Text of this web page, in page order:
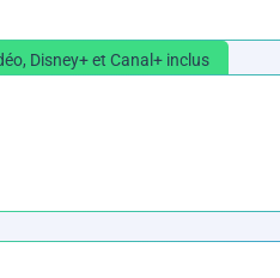
Disney+ et Canal+ inclus